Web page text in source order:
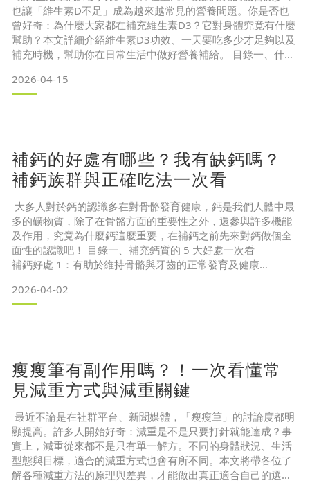
也讓「維生素D不足」成為越來越常見的營養問題。你是否也
曾好奇：為什麼大家都在補充維生素D3？它對身體究竟有什麼
幫助？本文詳細介紹維生素D3功效、一天要吃多少才足夠以及
補充時機，幫助你在日常生活中做好營養補給。 目錄一、什麼
二、維生素D3功效是甚麼？
維生素D3功效 3：促進釋放骨鈣維持血鈣平衡
維生素D3功效 4：有助維持神經、
2026-04-15
補鈣的好處有哪些？我有缺鈣嗎？
補鈣族群與正確吃法一次看
大多人對於鈣的認識多在對骨骼發育健康，鈣是我們人體中最
多的礦物質，除了在骨骼方面的重要性之外，還參與許多機能
及作用，究竟為什麼鈣這麼重要，在補鈣之前先來對鈣做個全
面性的認識吧！ 目錄一、補充鈣質的 5 大好處一次看
補鈣好處 1：有助於維持骨骼與牙齒的正常發育及健康
補鈣好處 3：有助於肌肉與心臟的正常收縮及神經的感應性
補鈣好處 4：活化凝血酶元轉變為凝血酶，幫助血液凝固
三、要
2026-04-02
瘦瘦筆有副作用嗎？！一次看懂常
見減重方式與減重關鍵
最近不論是在社群平台、新聞媒體，「瘦瘦筆」的討論度都明
顯提高。許多人開始好奇：減重是不是只要打針就能達成？事
實上，減重從來都不是只有單一解方。不同的身體狀況、生活
型態與目標，適合的減重方式也會有所不同。本文將帶各位了
解各種減重方法的原理與差異，才能做出真正適合自己的選